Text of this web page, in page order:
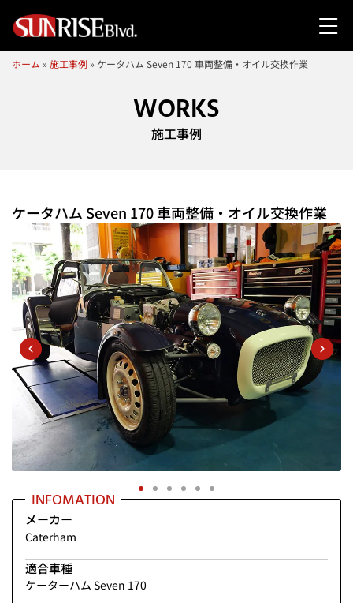
ホーム »施工事例 » ケータハム Seven 170 車両整備・オイル交換作業
WORKS
施工事例
ケータハム Seven 170 車両整備・オイル交換作業
INFOMATION
メーカー
Caterham
適合車種
ケーターハム Seven 170